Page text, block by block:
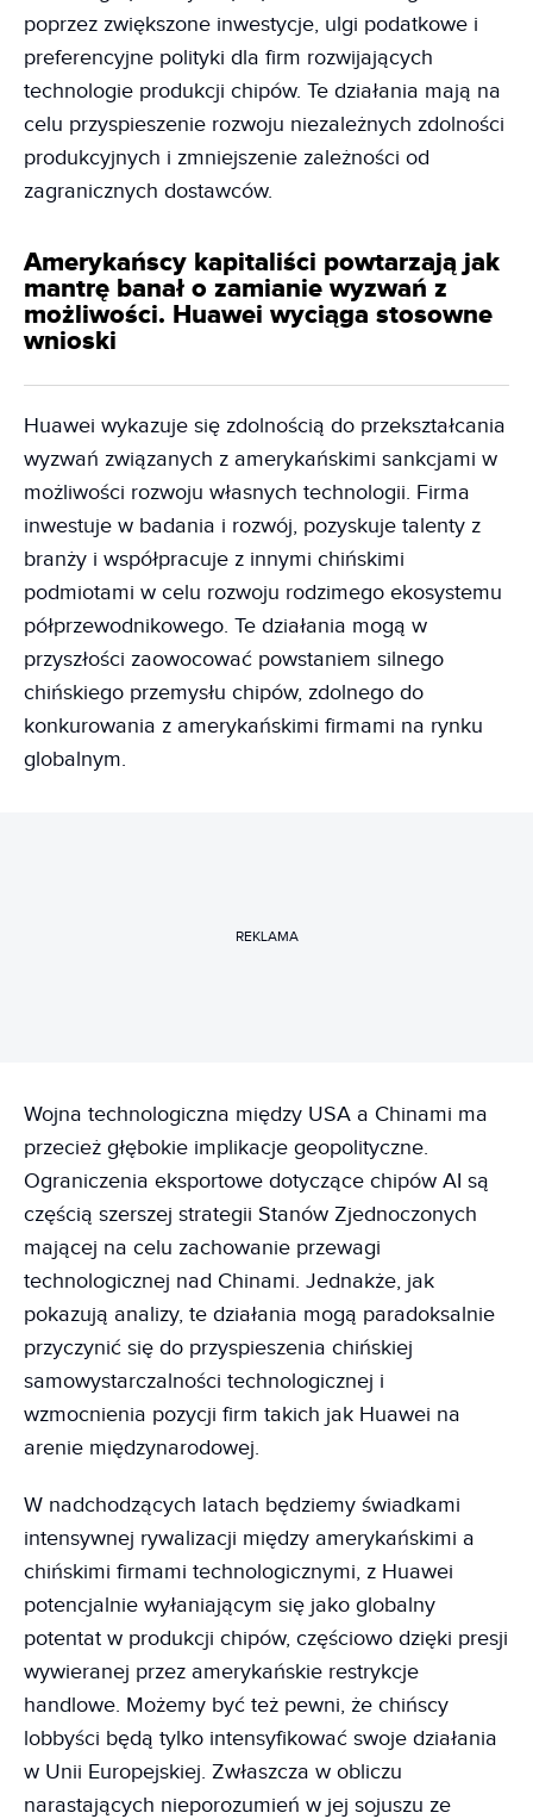
poprzez zwiększone inwestycje, ulgi podatkowe i
preferencyjne polityki dla firm rozwijających
technologie produkcji chipów. Te działania mają na
celu przyspieszenie rozwoju niezależnych zdolności
produkcyjnych i zmniejszenie zależności od
zagranicznych dostawców.
Amerykańscy kapitaliści powtarzają jak
mantrę banał o zamianie wyzwań z
możliwości. Huawei wyciąga stosowne
wnioski
Huawei wykazuje się zdolnością do przekształcania
wyzwań związanych z amerykańskimi sankcjami w
możliwości rozwoju własnych technologii. Firma
inwestuje w badania i rozwój, pozyskuje talenty z
branży i współpracuje z innymi chińskimi
podmiotami w celu rozwoju rodzimego ekosystemu
półprzewodnikowego. Te działania mogą w
przyszłości zaowocować powstaniem silnego
chińskiego przemysłu chipów, zdolnego do
konkurowania z amerykańskimi firmami na rynku
globalnym.
REKLAMA
Wojna technologiczna między USA a Chinami ma
przecież głębokie implikacje geopolityczne.
Ograniczenia eksportowe dotyczące chipów AI są
częścią szerszej strategii Stanów Zjednoczonych
mającej na celu zachowanie przewagi
technologicznej nad Chinami. Jednakże, jak
pokazują analizy, te działania mogą paradoksalnie
przyczynić się do przyspieszenia chińskiej
samowystarczalności technologicznej i
wzmocnienia pozycji firm takich jak Huawei na
arenie międzynarodowej.
W nadchodzących latach będziemy świadkami
intensywnej rywalizacji między amerykańskimi a
chińskimi firmami technologicznymi, z Huawei
potencjalnie wyłaniającym się jako globalny
potentat w produkcji chipów, częściowo dzięki presji
wywieranej przez amerykańskie restrykcje
handlowe. Możemy być też pewni, że chińscy
lobbyści będą tylko intensyfikować swoje działania
w Unii Europejskiej. Zwłaszcza w obliczu
narastających nieporozumień w jej sojuszu ze